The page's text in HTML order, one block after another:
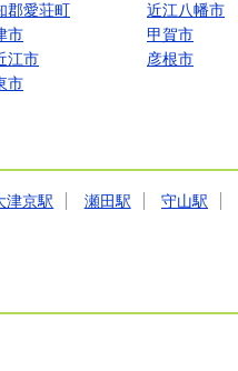
郡愛荘町
近江八幡市
市
甲賀市
江市
彦根市
市
津京駅 瀬田駅
守山駅